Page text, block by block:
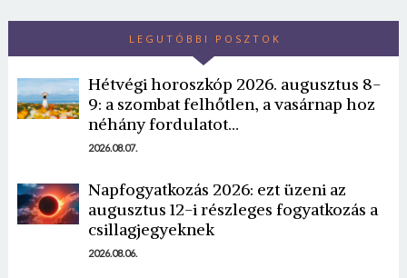
LEGUTÓBBI POSZTOK
Hétvégi horoszkóp 2026. augusztus 8-
9: a szombat felhőtlen, a vasárnap hoz
néhány fordulatot…
2026.08.07.
Napfogyatkozás 2026: ezt üzeni az
augusztus 12-i részleges fogyatkozás a
csillagjegyeknek
2026.08.06.